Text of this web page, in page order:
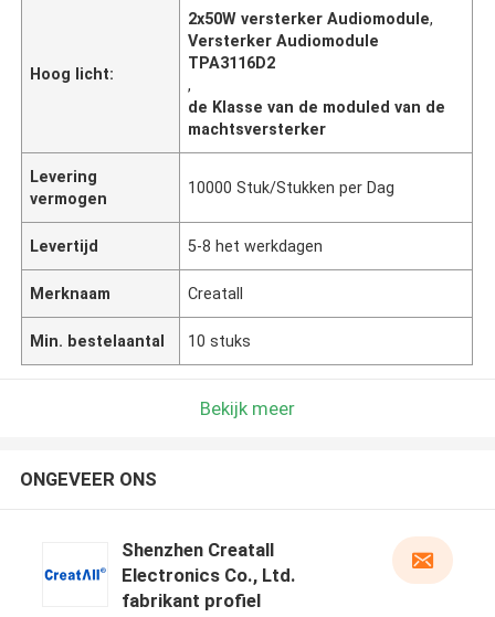
Hoog licht:
2x50W versterker Audiomodule,
Versterker Audiomodule
TPA3116D2
,
de Klasse van de moduled van de
machtsversterker
Levering
vermogen
10000 Stuk/Stukken per Dag
Levertijd 5-8 het werkdagen
Merknaam Creatall
Min. bestelaantal 10 stuks
Bekijk meer
ONGEVEER ONS
Shenzhen Creatall
Electronics Co., Ltd.
fabrikant profiel